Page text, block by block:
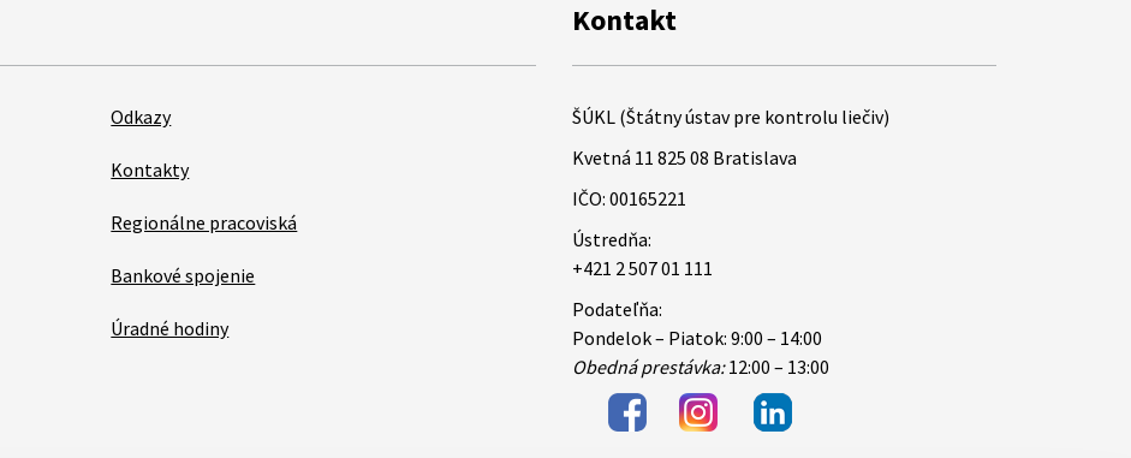
Odkazy
Kontakty
Regionálne pracoviská
Bankové spojenie
Úradné hodiny
Kontakt
ŠÚKL (Štátny ústav pre kontrolu liečiv)
Kvetná 11 825 08 Bratislava
IČO: 00165221
Ústredňa:
+421 2 507 01 111
Podateľňa:
Pondelok – Piatok: 9:00 – 14:00
Obedná prestávka:12:00 – 13:00